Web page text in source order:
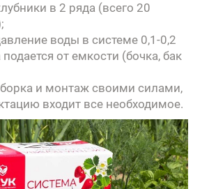
в 2 ряда (всего 20
воды в системе 0,1-0,2
от емкости (бочка, бак
и монтаж своими силами,
входит все необходимое.